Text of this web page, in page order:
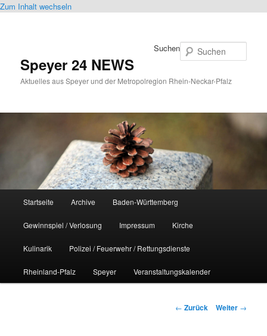
Zum Inhalt wechseln
Speyer 24 NEWS
Aktuelles aus Speyer und der Metropolregion Rhein-Neckar-Pfalz
Suchen
Startseite Archive Baden-Württemberg
Gewinnspiel / Verlosung Impressum Kirche
Kulinarik Polizei / Feuerwehr / Rettungsdienste
Rheinland-Pfalz Speyer Veranstaltungskalender
Beitrags-
← Zurück Weiter →